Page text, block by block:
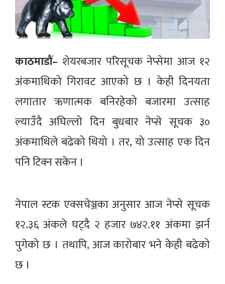
काठमाडौं– शेयरबजार परिसूचक नेप्सेमा आज १२
अंकमाथिको गिरावट आएको छ । केही दिनयता
लगातार ऋणात्मक बनिरहेको बजारमा उत्साह
ल्याउँदै अघिल्लो दिन बुधबार नेप्से सूचक ३०
अंकमाथिले बढेको थियो । तर, यो उत्साह एक दिन
पनि टिक्न सकेन ।
नेपाल स्टक एक्सचेञ्जका अनुसार आज नेप्से सूचक
१२.३६ अंकले घट्दै २ हजार ७४२.११ अंकमा झर्न
पुगेको छ । तथापि, आज कारोबार भने केही बढेको
छ ।